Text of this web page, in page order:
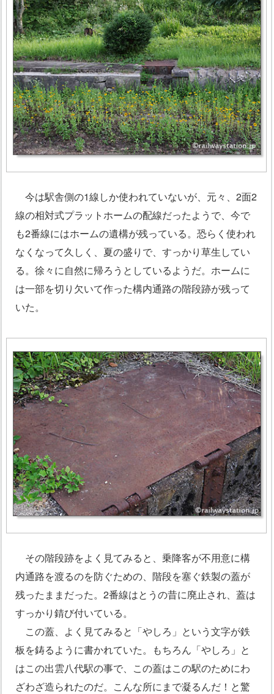
今は駅舎側の1線しか使われていないが、元々、2面2
線の相対式プラットホームの配線だったようで、今で
も2番線にはホームの遺構が残っている。恐らく使われ
なくなって久しく、夏の盛りで、すっかり草生してい
る。徐々に自然に帰ろうとしているようだ。ホームに
は一部を切り欠いて作った構内通路の階段跡が残って
いた。
その階段跡をよく見てみると、乗降客が不用意に構
内通路を渡るのを防ぐための、階段を塞ぐ鉄製の蓋が
残ったままだった。2番線はとうの昔に廃止され、蓋は
すっかり錆び付いている。
この蓋、よく見てみると「やしろ」という文字が鉄
板を鋳るように書かれていた。もちろん「やしろ」と
はこの出雲八代駅の事で、この蓋はこの駅のためにわ
ざわざ造られたのだ。こんな所にまで凝るんだ！と驚